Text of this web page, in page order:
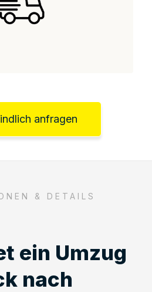
anfragen
& DETAILS
ein Umzug
nach